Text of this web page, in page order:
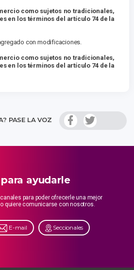
como sujetos no tradicionales,
en los términos del artículo 74 de la
con modificaciones.
como sujetos no tradicionales,
en los términos del artículo 74 de la
PASE LA VOZ
ayudarle
para poder ofrecerle una mejor
quiere comunicarse con nosotros.
E-mail Seccionales